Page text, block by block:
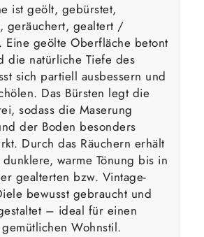
ist geölt, gebürstet,
geräuchert, gealtert /
Eine geölte Oberfläche betont
die natürliche Tiefe des
sich partiell ausbessern und
Das Bürsten legt die
sodass die Maserung
der Boden besonders
Durch das Räuchern erhält
warme Tönung bis in
gealterten bzw. Vintage-
bewusst gebraucht und
– ideal für einen
Wohnstil.